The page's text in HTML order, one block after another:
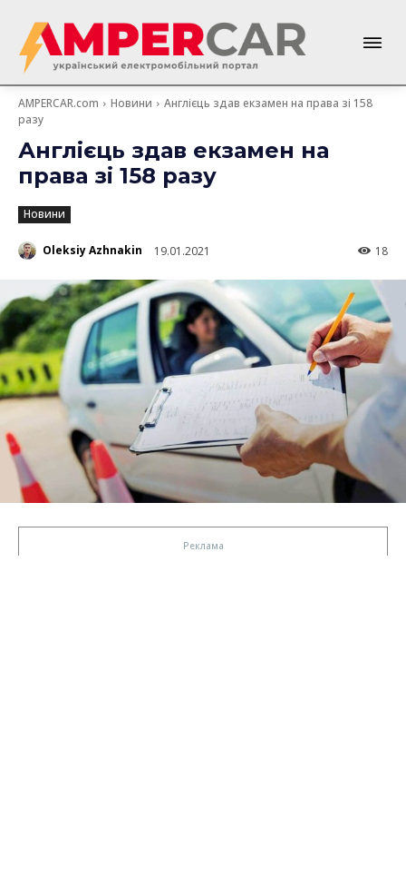
AMPERCAR.com Новини
Англієць здав екзамен на права зі 158
разу
Англієць здав екзамен на
права зі 158 разу
Новини
Oleksiy Azhnakin 19.01.2021 18